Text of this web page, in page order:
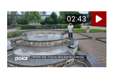
02:43